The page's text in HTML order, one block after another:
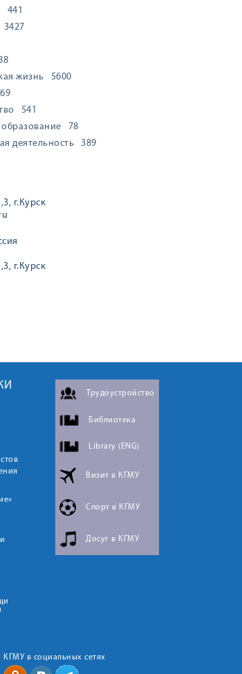
441
3427
жизнь
5600
541
78
деятельность
389
г.Курск
г.Курск
Трудоустройство
Библиотека
Library (ENG)
Визит в КГМУ
Спорт в КГМУ
Досуг в КГМУ
КГМУ в социальных сетях